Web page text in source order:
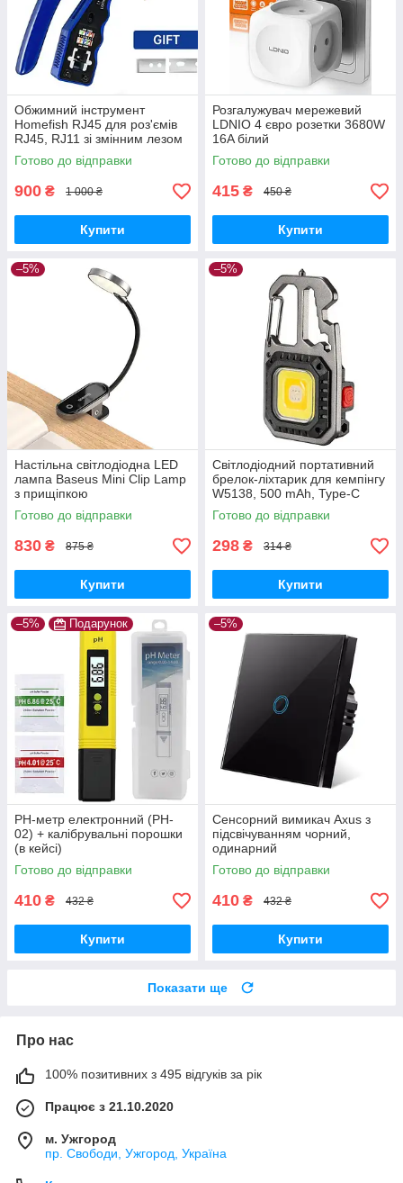
Обжимний інструмент
Homefish RJ45 для роз'ємів
RJ45, RJ11 зі змінним лезом
Готово до відправки
900 ₴ 1 000 ₴
Купити
Розгалужувач мережевий
LDNIO 4 євро розетки 3680W
16A білий
Готово до відправки
415 ₴ 450 ₴
Купити
–5%
Настільна світлодіодна LED
лампа Baseus Mini Clip Lamp
з прищіпкою
Готово до відправки
830 ₴ 875 ₴
Купити
–5%
Світлодіодний портативний
брелок-ліхтарик для кемпінгу
W5138, 500 mAh, Type-C
Готово до відправки
298 ₴ 314 ₴
Купити
–5% Подарунок
PH-метр електронний (PH-
02) + калібрувальні порошки
(в кейсі)
Готово до відправки
410 ₴ 432 ₴
Купити
–5%
Сенсорний вимикач Axus з
підсвічуванням чорний,
одинарний
Готово до відправки
410 ₴ 432 ₴
Купити
Показати ще
Про нас
100% позитивних з 495 відгуків за рік
Працює з 21.10.2020
м. Ужгород
пр. Свободи, Ужгород, Україна